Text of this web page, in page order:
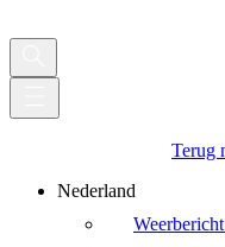
Terug
Nederland